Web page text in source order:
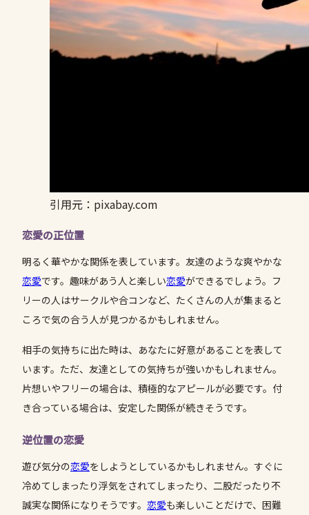
引用元：pixabay.com
恋愛の正位置
明るく華やかな関係を表しています。友達のような爽やかな
恋愛です。趣味があう人と楽しい恋愛ができるでしょう。フ
リーの人はサークルや合コンなど、たくさんの人が集まると
ころで気の合う人が見つかるかもしれません。
相手の気持ちに出た時は、あなたに好意があることを表して
います。ただ、友達としての気持ちが強いかもしれません。
片想いやフリーの場合は、積極的なアピールが必要です。付
き合っている場合は、安定した関係が続きそうです。
逆位置の恋愛
遊び気分の恋愛をしようとしているかもしれません。すぐに
冷めてしまったり浮気をされてしまったり、二股だったり不
誠実な関係になりそうです。 恋愛も楽しいことだけで、困難